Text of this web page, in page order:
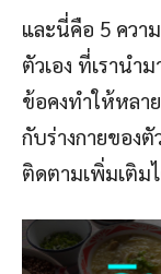
และนี่คือ 5 ควา
ตัวเอง ที่เรานำ
ข้อคงทำให้หลา
กับร่างกายของ
ติดตามเพิ่มเติม